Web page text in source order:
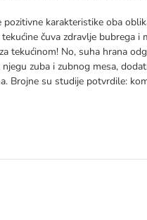
karakteristike oba
čuva zdravlje bubrega i
tekućinom! No, suha hrana
zuba i zubnog mesa,
Brojne su studije potvrdile: